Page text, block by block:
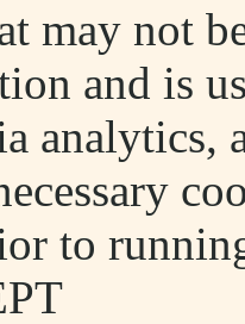
may not
and is
analytics,
to